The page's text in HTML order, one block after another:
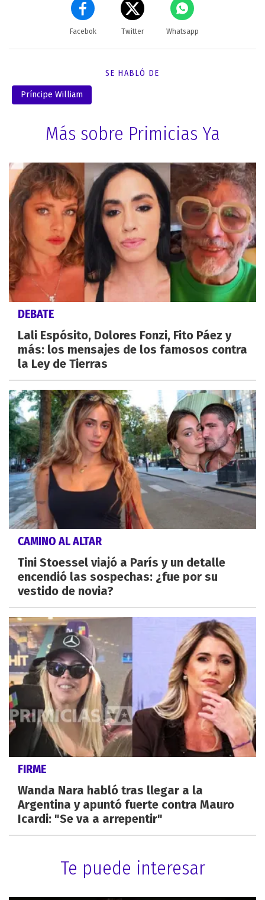
Facebok Twitter Whatsapp
SE HABLÓ DE
Príncipe William
Más sobre Primicias Ya
DEBATE
Lali Espósito, Dolores Fonzi, Fito Páez y
más: los mensajes de los famosos contra
la Ley de Tierras
CAMINO AL ALTAR
Tini Stoessel viajó a París y un detalle
encendió las sospechas: ¿fue por su
vestido de novia?
FIRME
Wanda Nara habló tras llegar a la
Argentina y apuntó fuerte contra Mauro
Icardi: "Se va a arrepentir"
Te puede interesar